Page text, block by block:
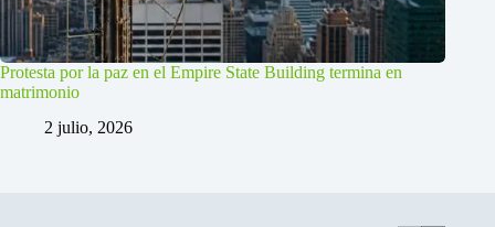
Protesta por la paz en el Empire State Building termina en
matrimonio
2 julio, 2026